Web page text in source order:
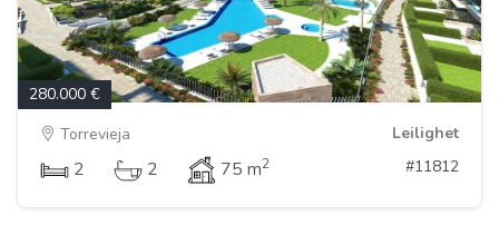
280.000 €
Torrevieja
Leilighet
2 2 75 m2 #11812